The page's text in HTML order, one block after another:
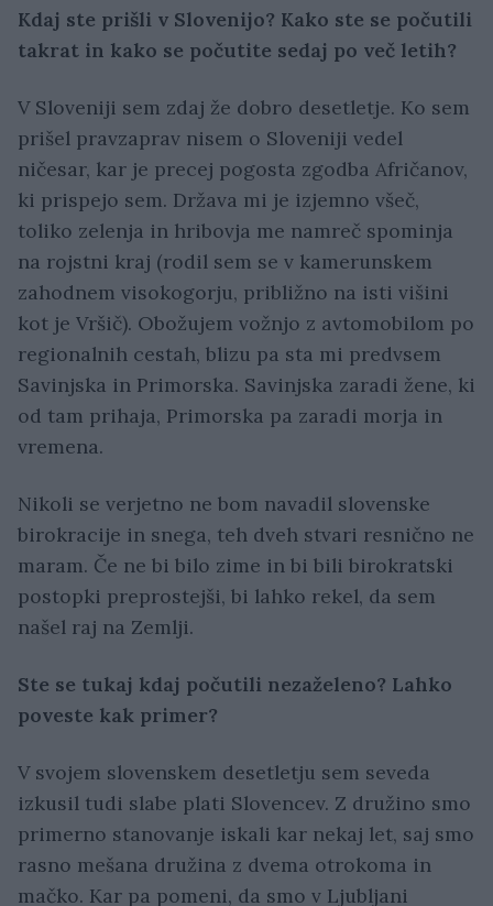
Kdaj ste prišli v Slovenijo? Kako ste se počutili
takrat in kako se počutite sedaj po več letih?
V Sloveniji sem zdaj že dobro desetletje. Ko sem
prišel pravzaprav nisem o Sloveniji vedel
ničesar, kar je precej pogosta zgodba Afričanov,
ki prispejo sem. Država mi je izjemno všeč,
toliko zelenja in hribovja me namreč spominja
na rojstni kraj (rodil sem se v kamerunskem
zahodnem visokogorju, približno na isti višini
kot je Vršič). Obožujem vožnjo z avtomobilom po
regionalnih cestah, blizu pa sta mi predvsem
Savinjska in Primorska. Savinjska zaradi žene, ki
od tam prihaja, Primorska pa zaradi morja in
vremena.
Nikoli se verjetno ne bom navadil slovenske
birokracije in snega, teh dveh stvari resnično ne
maram. Če ne bi bilo zime in bi bili birokratski
postopki preprostejši, bi lahko rekel, da sem
našel raj na Zemlji.
Ste se tukaj kdaj počutili nezaželeno? Lahko
poveste kak primer?
V svojem slovenskem desetletju sem seveda
izkusil tudi slabe plati Slovencev. Z družino smo
primerno stanovanje iskali kar nekaj let, saj smo
rasno mešana družina z dvema otrokoma in
mačko. Kar pa pomeni, da smo v Ljubljani